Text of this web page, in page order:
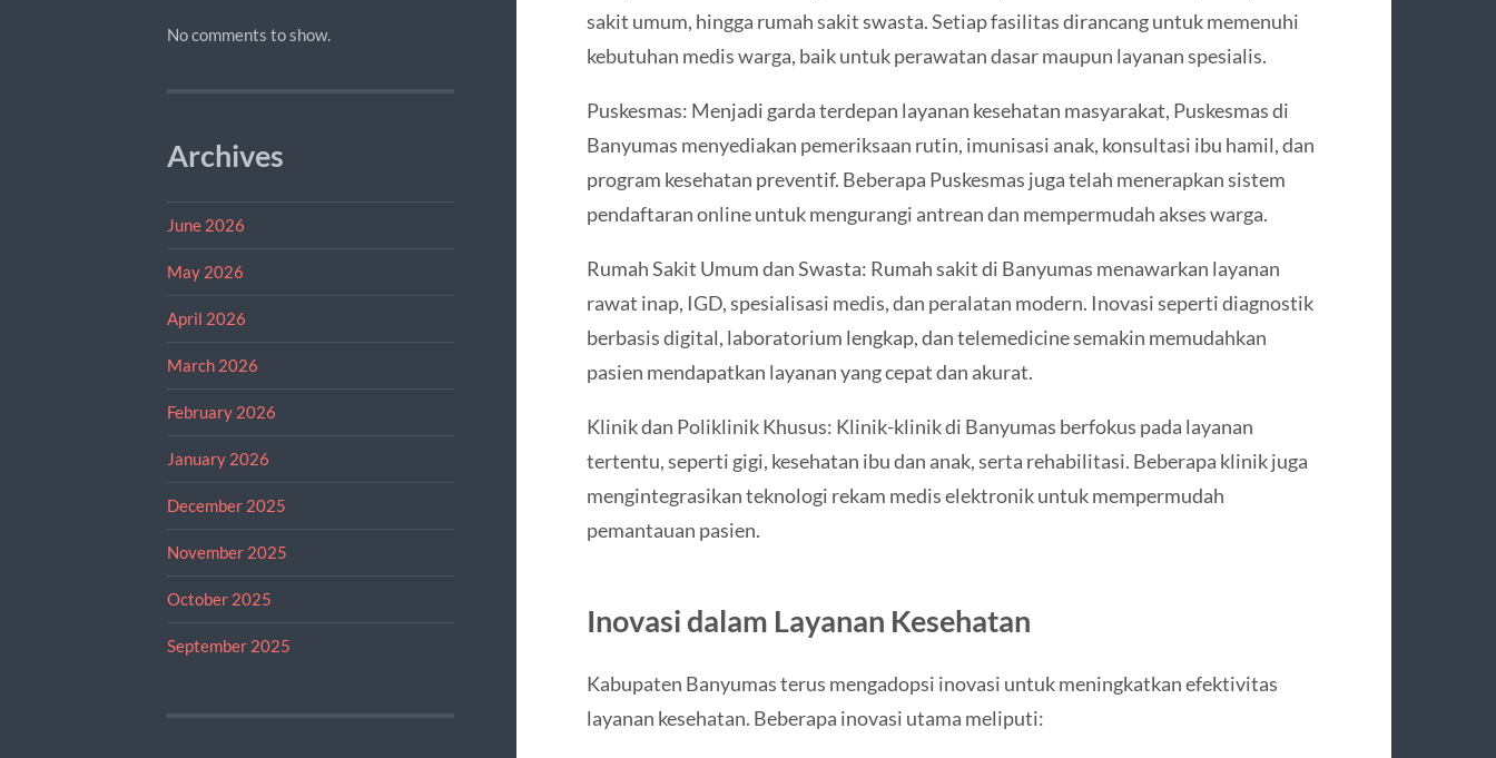
No comments to show.
Archives
June 2026
May 2026
April 2026
March 2026
February 2026
January 2026
December 2025
November 2025
October 2025
September 2025
sakit umum, hingga rumah sakit swasta. Setiap fasilitas dirancang untuk memenuhi
kebutuhan medis warga, baik untuk perawatan dasar maupun layanan spesialis.
Puskesmas: Menjadi garda terdepan layanan kesehatan masyarakat, Puskesmas di
Banyumas menyediakan pemeriksaan rutin, imunisasi anak, konsultasi ibu hamil, dan
program kesehatan preventif. Beberapa Puskesmas juga telah menerapkan sistem
pendaftaran online untuk mengurangi antrean dan mempermudah akses warga.
Rumah Sakit Umum dan Swasta: Rumah sakit di Banyumas menawarkan layanan
rawat inap, IGD, spesialisasi medis, dan peralatan modern. Inovasi seperti diagnostik
berbasis digital, laboratorium lengkap, dan telemedicine semakin memudahkan
pasien mendapatkan layanan yang cepat dan akurat.
Klinik dan Poliklinik Khusus: Klinik-klinik di Banyumas berfokus pada layanan
tertentu, seperti gigi, kesehatan ibu dan anak, serta rehabilitasi. Beberapa klinik juga
mengintegrasikan teknologi rekam medis elektronik untuk mempermudah
pemantauan pasien.
Inovasi dalam Layanan Kesehatan
Kabupaten Banyumas terus mengadopsi inovasi untuk meningkatkan efektivitas
layanan kesehatan. Beberapa inovasi utama meliputi: